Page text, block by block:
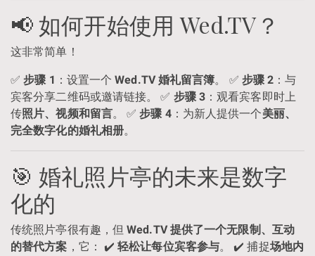
📢 如何开始使用 Wed.TV？
这非常简单！
✅步骤 1 ：设置一个Wed.TV 婚礼留言簿。 ✅ 步骤 2 ：与
宾客分享二维码或邀请链接。 ✅ 步骤 3 ：观看宾客即时上
传照片、视频和留言。 ✅步骤 4：为新人提供一个美丽、
完全数字化的婚礼相册。
🎯 婚礼照片亭的未来是数字
化的
传统照片亭很有趣，但Wed.TV 提供了一个无限制、互动
的替代方案 ，它： ✔️轻松让每位宾客参与。 ✔️ 捕捉场地内